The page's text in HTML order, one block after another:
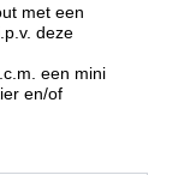
met een
deze
een mini
en/of